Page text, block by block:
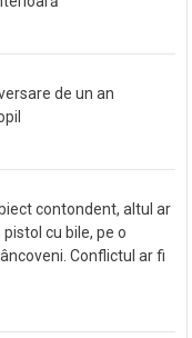
de un an
contondent, altul ar
cu bile, pe o
Conflictul ar fi